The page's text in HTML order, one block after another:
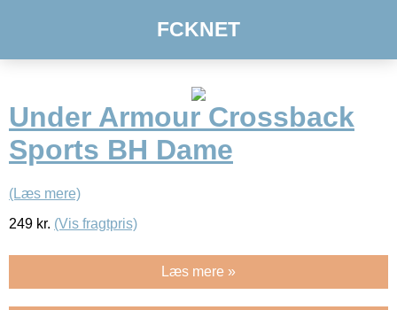
FCKNET
Under Armour Crossback
Sports BH Dame
(Læs mere)
249 kr. (Vis fragtpris)
Læs mere »